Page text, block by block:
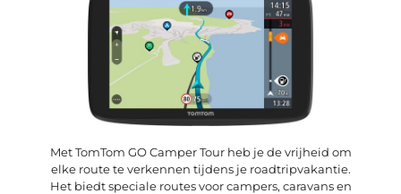
Met TomTom GO Camper Tour heb je de vrijheid om
elke route te verkennen tijdens je roadtripvakantie.
Het biedt speciale routes voor campers, caravans en